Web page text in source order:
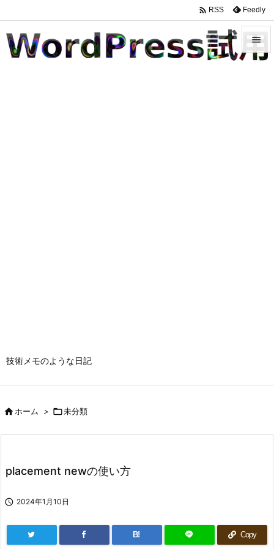
技術メモのような日記


 RSS Feedly
ホーム > 未分類
placement newの使い方
 2024年1月10日
B! Copy